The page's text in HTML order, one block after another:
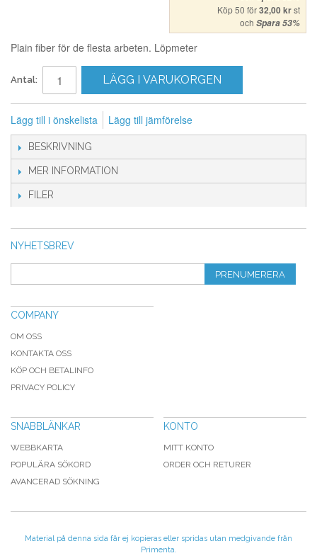
Köp 50 för32,00 krst
och Spara53%
Plain fiber för de flesta arbeten. Löpmeter
Antal: LÄGG I VARUKORGEN
Lägg till i önskelista Lägg till jämförelse
BESKRIVNING
MER INFORMATION
FILER
NYHETSBREV
PRENUMERERA
COMPANY
OM OSS
KONTAKTA OSS
KÖP OCH BETALINFO
PRIVACY POLICY
SNABBLÄNKAR
WEBBKARTA
POPULÄRA SÖKORD
AVANCERAD SÖKNING
KONTO
MITT KONTO
ORDER OCH RETURER
Material på denna sida får ej kopieras eller spridas utan medgivande från
Primenta.